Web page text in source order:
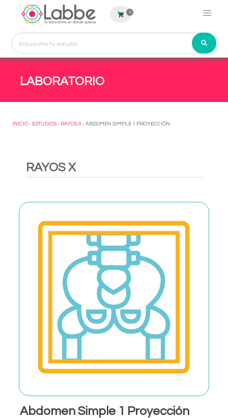
0
LABORATORIO
INICIO - ESTUDIOS - RAYOS X - ABDOMEN SIMPLE 1 PROYECCIÓN
RAYOS X
Abdomen Simple 1 Proyección